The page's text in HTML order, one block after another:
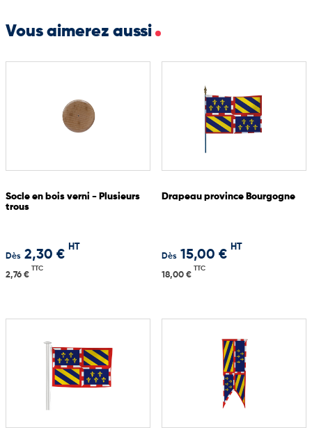
Vous aimerez aussi
Socle en bois verni - Plusieurs
trous
Dès 2,30 €
HT
2,76 €
TTC
Drapeau province Bourgogne
Dès 15,00 €
HT
18,00 €
TTC